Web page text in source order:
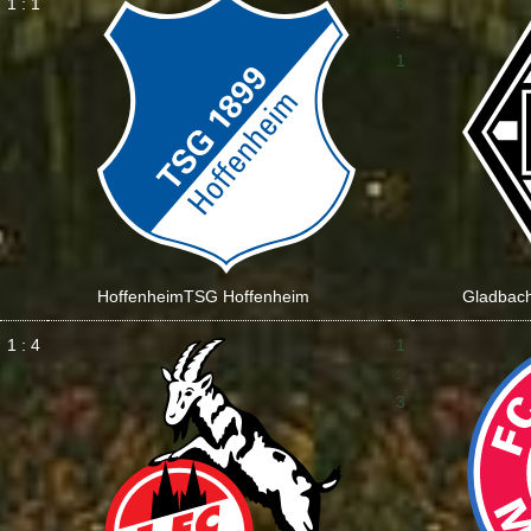
HoffenheimTSG Hoffenheim
:
1
1 : 4
1
:
3